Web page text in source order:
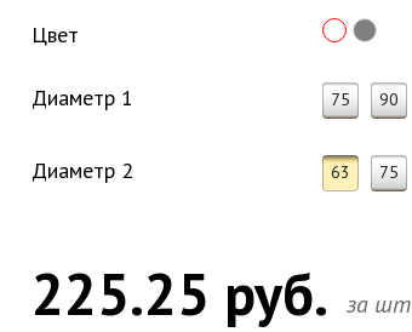
Цвет
Диаметр 1 75 90
Диаметр 2 63 75
225.25 руб. за шт